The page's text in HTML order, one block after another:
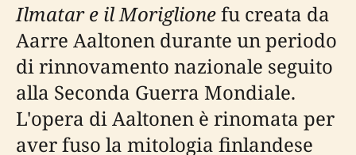
Ilmatar e il Moriglionefu creata da
Aarre Aaltonen durante un periodo
di rinnovamento nazionale seguito
alla Seconda Guerra Mondiale.
L'opera di Aaltonen è rinomata per
aver fuso la mitologia finlandese